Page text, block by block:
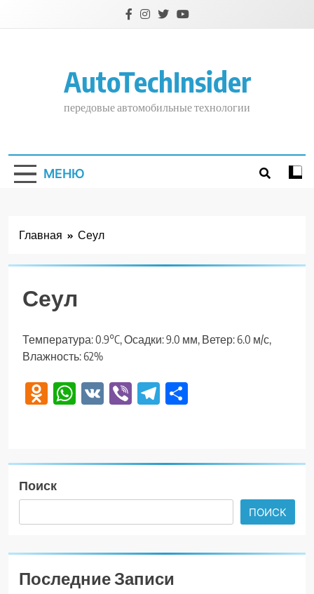
AutoTechInsider
передовые автомобильные технологии
МЕНЮ
Главная Сеул
Сеул
Температура: 0.9°C, Осадки: 9.0 мм, Ветер: 6.0 м/с,
Влажность: 62%
Odnoklassniki
WhatsApp
VK ViberTelegram
Поиск
ПОИСК
Последние Записи